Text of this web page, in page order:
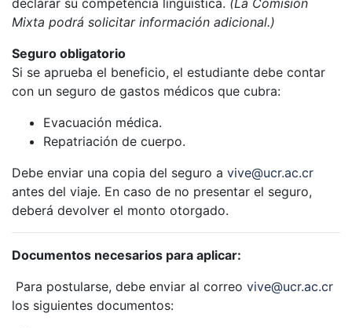
declarar su competencia lingüística. (La Comisión
Mixta podrá solicitar información adicional.)
Seguro obligatorio
Si se aprueba el beneficio, el estudiante debe contar
con un seguro de gastos médicos que cubra:
Evacuación médica.
Repatriación de cuerpo.
Debe enviar una copia del seguro a vive@ucr.ac.cr
antes del viaje. En caso de no presentar el seguro,
deberá devolver el monto otorgado.
Documentos necesarios para aplicar:
Para postularse, debe enviar al correo vive@ucr.ac.cr
los siguientes documentos: